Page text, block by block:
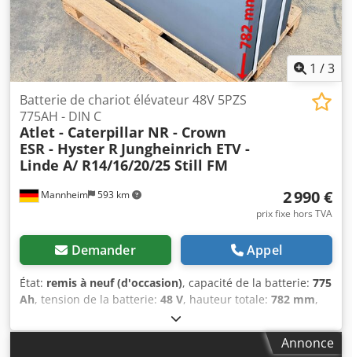
1 /3
Mannheim 593 km
Batterie de chariot élévateur 48V 5PZS
775AH - DIN C
Atlet - Caterpillar NR - Crown
ESR - Hyster R Jungheinrich ETV -
Linde A/ R14/16/20/25 Still FM
2 990 €
prix fixe hors TVA
Demander Appel
État: remis à neuf (d'occasion), capacité de la batterie: 775
Ah, tension de la batterie: 48 V, hauteur totale: 782 mm,
, largeur totale:
Batterie de chariot élévateur testée pour votre chariot -
48V 5PZS 775AH - DIN C + 1 an de garantie + SystèmeAnnonce